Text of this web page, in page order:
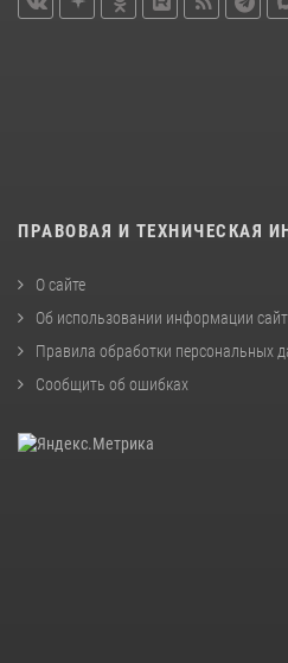
ПРАВОВАЯ И ТЕХНИЧЕСКАЯ
О сайте
Об использовании информации
Правила обработки персональных
Сообщить об ошибках